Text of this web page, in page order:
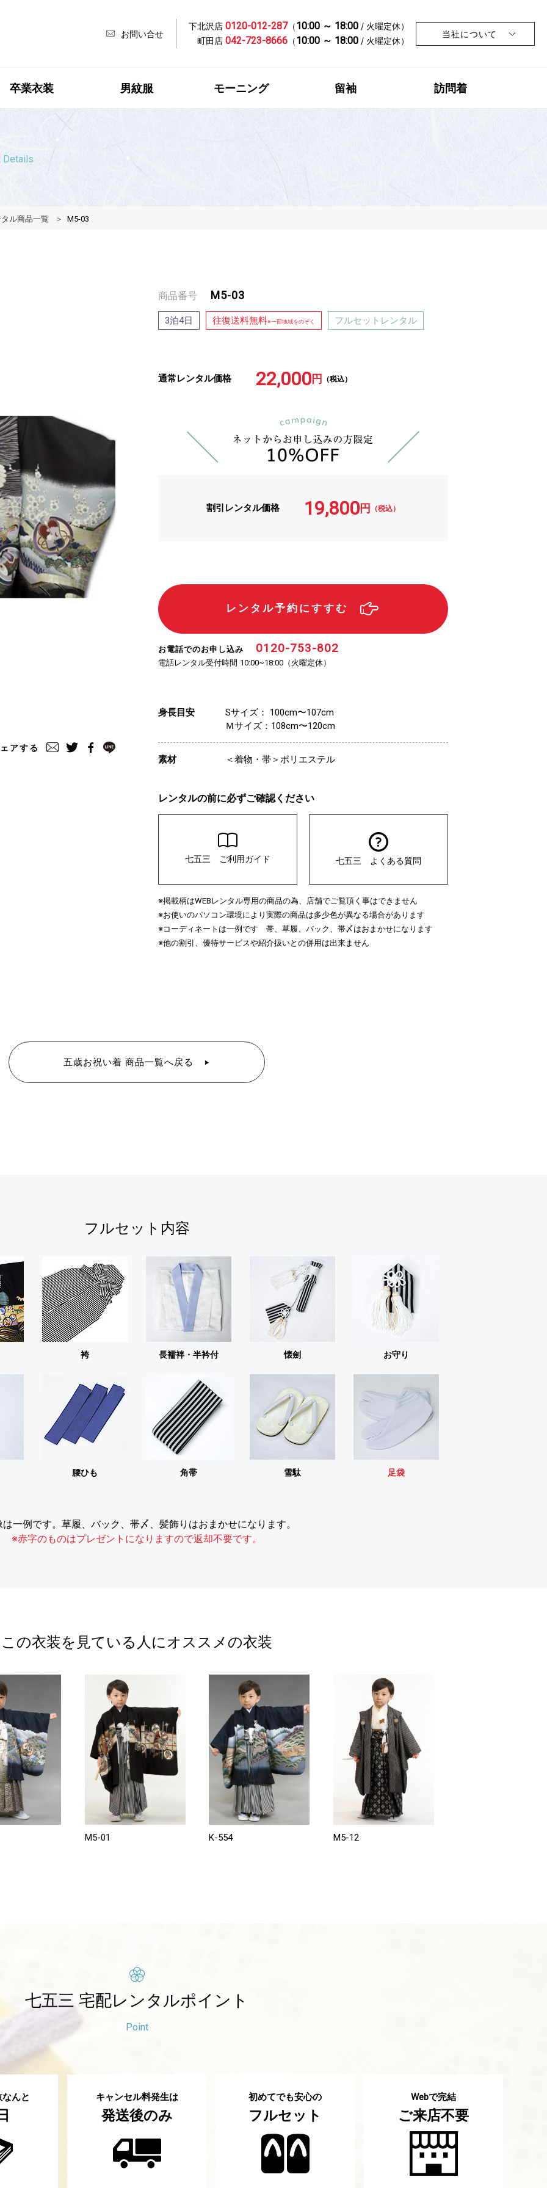
お問い合せ
下北沢店 0120-012-287（10:00 ～ 18:00 / 火曜定休）
町田店 042-723-8666 （10:00 ～ 18:00 / 火曜定休）
当社について
卒業衣装 男紋服 モーニング 留袖 訪問着
Details
ル商品一覧 M5-03
商品番号 M5-03
3泊4日 往復送料無料※一部地域をのぞく フルセットレンタル
通常レンタル価格 22,000円 （税込）
割引レンタル価格 19,800円 （税込）
レンタル予約にすすむ
お電話でのお申し込み 0120-753-802
電話レンタル受付時間 10:00~18:00 （火曜定休）
身長目安
Sサイズ： 100cm〜107cm
Ｍサイズ：108cm〜120cm
素材 ＜着物・帯＞ポリエステル
レンタルの前に必ずご確認ください
七五三 ご利用ガイド 七五三 よくある質問
※掲載柄はWEB レンタル専用の商品の為、店舗でご覧頂く事はできません
※お使いのパソコン環境により実際の商品は多少色が異なる場合があります
※コーディネートは一例です 帯、草履、バック、帯〆はおまかせになります
※他の割引、優待サービスや紹介扱いとの併用は出来ません
アする
五歳お祝い着 商品一覧へ戻る
フルセット内容
袴 長襦袢・半衿付 懐劍 お守り
腰ひも 角帯 雪駄 足袋
一例です。草履、バック、帯〆、髪飾りはおまかせになります。
※赤字のものはプレゼントになりますので返却不要です。
この衣装を見ている人にオススメの衣装
M5-01 K-554 M5-12
七五三 宅配レンタルポイント
Point
んと キャンセル料発生は
発送後のみ
初めてでも安心の
フルセット
Webで完結
ご来店不要